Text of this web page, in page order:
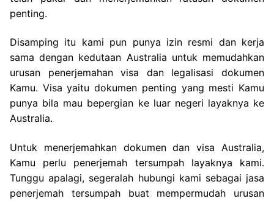
penting.
Disamping itu kami pun punya izin resmi dan kerja
sama dengan kedutaan Australia untuk memudahkan
urusan penerjemahan visa dan legalisasi dokumen
Kamu. Visa yaitu dokumen penting yang mesti Kamu
punya bila mau bepergian ke luar negeri layaknya ke
Australia.
Untuk menerjemahkan dokumen dan visa Australia,
Kamu perlu penerjemah tersumpah layaknya kami.
Tunggu apalagi, segeralah hubungi kami sebagai jasa
penerjemah tersumpah buat mempermudah urusan